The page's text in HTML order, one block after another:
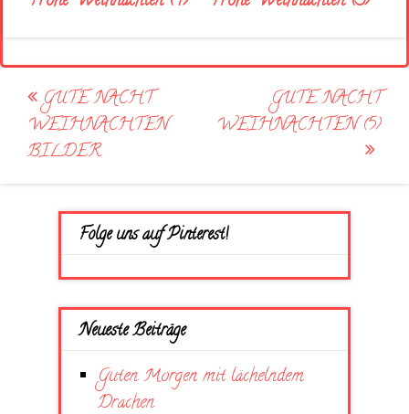
Post
navigation
GUTE NACHT
WEIHNACHTEN
BILDER
GUTE NACHT
WEIHNACHTEN (5)
Folge uns auf Pinterest!
Neueste Beiträge
Guten Morgen mit lächelndem
Drachen